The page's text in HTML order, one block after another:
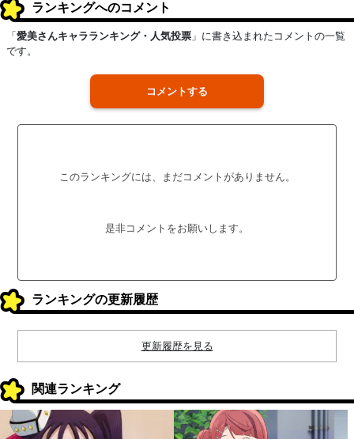
ランキングへのコメント
「 愛美さんキャラランキング・人気投票 」に書き込まれたコメントの一覧
です。
コメントする
このランキングには、まだコメントがありません。
是非コメントをお願いします。
ランキングの更新履歴
更新履歴を見る
関連ランキング